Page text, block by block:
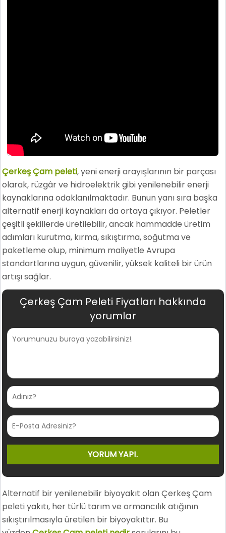
Çerkeş Çam peleti, yeni enerji arayışlarının bir parçası
olarak, rüzgâr ve hidroelektrik gibi yenilenebilir enerji
kaynaklarına odaklanılmaktadır. Bunun yanı sıra başka
alternatif enerji kaynakları da ortaya çıkıyor. Peletler
çeşitli şekillerde üretilebilir, ancak hammadde üretim
adımları kurutma, kırma, sıkıştırma, soğutma ve
paketleme olup, minimum maliyetle Avrupa
standartlarına uygun, güvenilir, yüksek kaliteli bir ürün
artışı sağlar.
Çerkeş Çam Peleti Fiyatları hakkında
yorumlar
Alternatif bir yenilenebilir biyoyakıt olan Çerkeş Çam
peleti yakıtı, her türlü tarım ve ormancılık atığının
sıkıştırılmasıyla üretilen bir biyoyakıttır. Bu